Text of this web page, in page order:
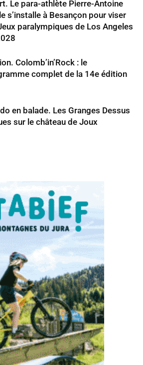
Le para-athlète Pierre-Antoine
s’installe à Besançon pour viser
paralympiques de Los Angeles
Colomb’in’Rock : le
complet de la 14e édition
en balade. Les Granges Dessus
sur le château de Joux